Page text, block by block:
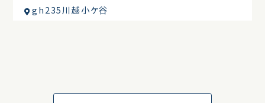
gh235川越小ケ谷